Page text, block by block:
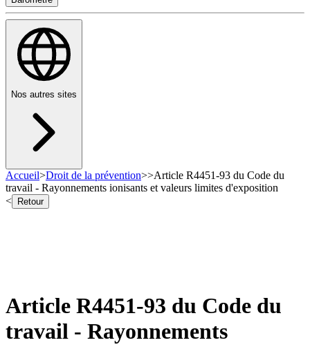
Nos autres sites
Accueil>Droit de la prévention>>Article R4451-93 du Code du
travail - Rayonnements ionisants et valeurs limites d'exposition
<
Retour
Article R4451-93 du Code du
travail - Rayonnements